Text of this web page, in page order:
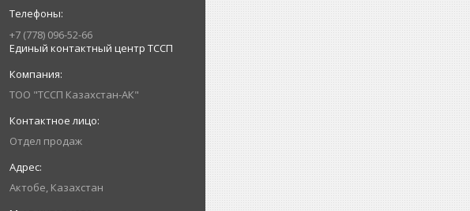
+7 (778) 096-52-66
Единый контактный центр ТССП
ТОО "ТССП Казахстан-АК"
Отдел продаж
Актобе, Казахстан